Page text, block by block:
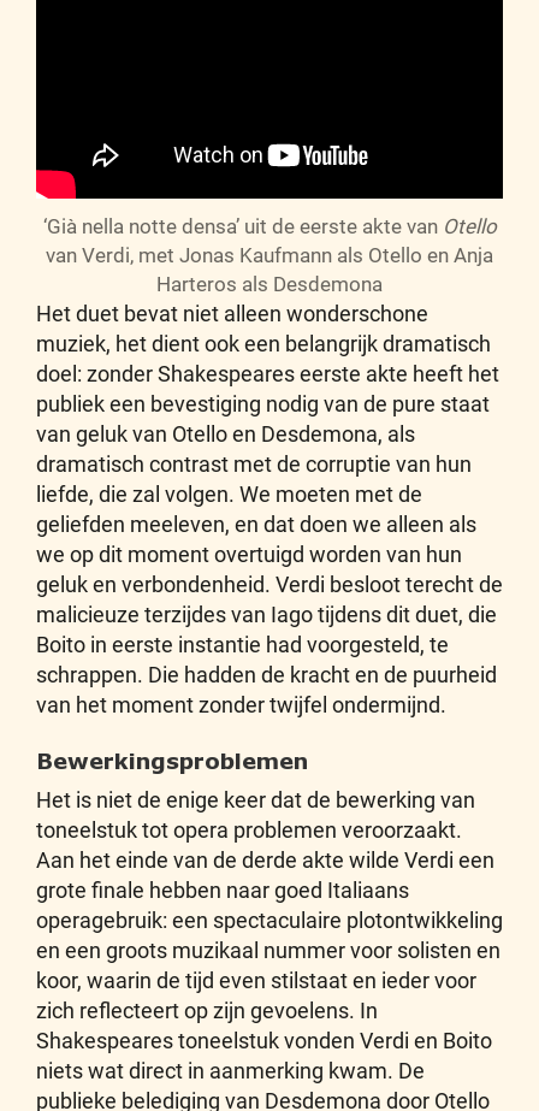
‘Già nella notte densa’ uit de eerste akte van Otello
van Verdi, met Jonas Kaufmann als Otello en Anja
Harteros als Desdemona
Het duet bevat niet alleen wonderschone
muziek, het dient ook een belangrijk dramatisch
doel: zonder Shakespeares eerste akte heeft het
publiek een bevestiging nodig van de pure staat
van geluk van Otello en Desdemona, als
dramatisch contrast met de corruptie van hun
liefde, die zal volgen. We moeten met de
geliefden meeleven, en dat doen we alleen als
we op dit moment overtuigd worden van hun
geluk en verbondenheid. Verdi besloot terecht de
malicieuze terzijdes van Iago tijdens dit duet, die
Boito in eerste instantie had voorgesteld, te
schrappen. Die hadden de kracht en de puurheid
van het moment zonder twijfel ondermijnd.
Bewerkingsproblemen
Het is niet de enige keer dat de bewerking van
toneelstuk tot opera problemen veroorzaakt.
Aan het einde van de derde akte wilde Verdi een
grote finale hebben naar goed Italiaans
operagebruik: een spectaculaire plotontwikkeling
en een groots muzikaal nummer voor solisten en
koor, waarin de tijd even stilstaat en ieder voor
zich reflecteert op zijn gevoelens. In
Shakespeares toneelstuk vonden Verdi en Boito
niets wat direct in aanmerking kwam. De
publieke belediging van Desdemona door Otello